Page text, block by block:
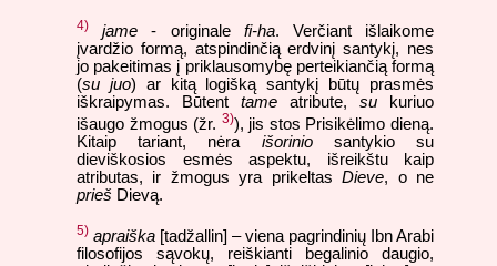
4) jame - originale fi-ha. Verčiant išlaikome
įvardžio formą, atspindinčią erdvinį santykį, nes
jo pakeitimas į priklausomybę perteikiančią formą
(su juo) ar kitą logišką santykį būtų prasmės
iškraipymas. Būtent tame atribute, su kuriuo
išaugo žmogus (žr. 3)), jis stos Prisikėlimo dieną.
Kitaip tariant, nėra išoriniosantykio su
dieviškosios esmės aspektu, išreikštu kaip
atributas, ir žmogus yra prikeltasDieve, o ne
prieš Dievą.
5) apraiška [tadžallin] – viena pagrindinių Ibn Arabi
filosofijos sąvokų, reiškianti begalinio daugio,